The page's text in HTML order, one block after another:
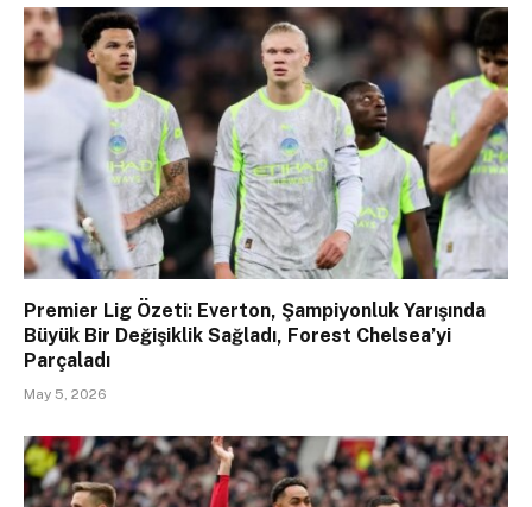
Premier Lig Özeti: Everton, Şampiyonluk Yarışında
Büyük Bir Değişiklik Sağladı, Forest Chelsea’yi
Parçaladı
May 5, 2026